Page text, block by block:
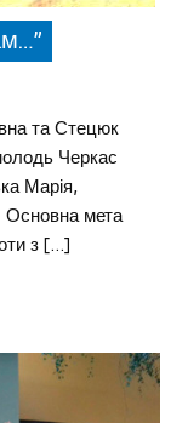
та Стецюк
Черкас
Марія,
Основна мета
з […]